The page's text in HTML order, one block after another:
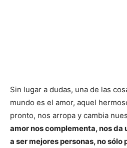
Sin lugar a dudas, una de las
mundo es el amor, aquel
pronto, nos arropa y cambia
amor nos complementa, nos da
a ser mejores personas, no sólo